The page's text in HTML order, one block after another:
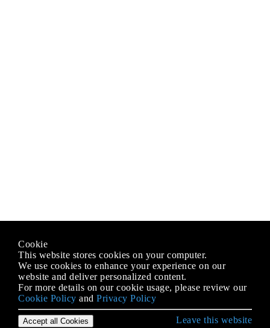
Cookie
This website stores cookies on your computer.
We use cookies to enhance your experience on our
website and deliver personalized content.
For more details on our cookie usage, please review our
Cookie Policy and Privacy Policy
Accept all Cookies Leave this website